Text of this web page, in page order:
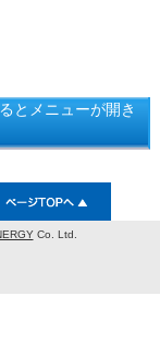
とメニューが開き
Co. Ltd.